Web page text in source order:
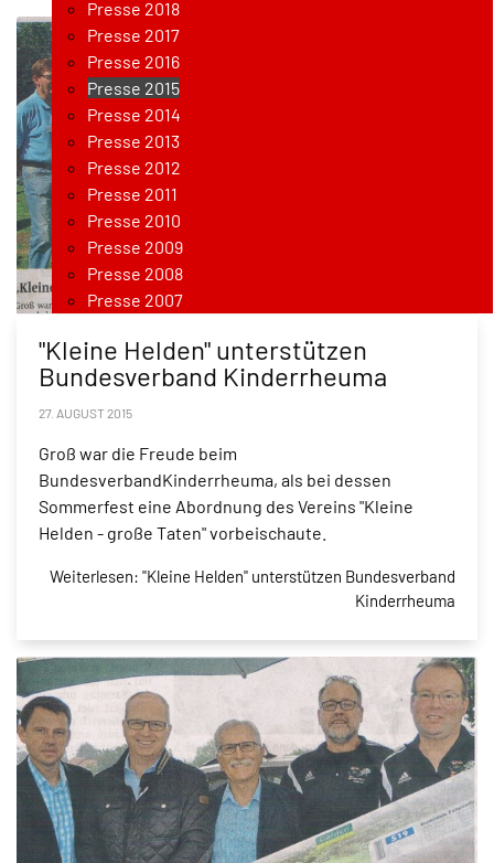
Presse 2018
Presse 2017
Presse 2016
Presse 2015
Presse 2014
Presse 2013
Presse 2012
Presse 2011
Presse 2010
Presse 2009
Presse 2008
Presse 2007
"Kleine Helden" unterstützen
Bundesverband Kinderrheuma
27. AUGUST 2015
Groß war die Freude beim
BundesverbandKinderrheuma, als bei dessen
Sommerfest eine Abordnung des Vereins "Kleine
Helden - große Taten" vorbeischaute.
Weiterlesen: "Kleine Helden" unterstützen Bundesverband
Kinderrheuma